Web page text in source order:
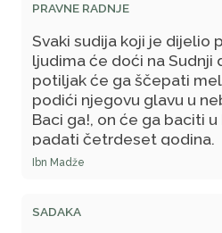
PRAVNE RADNJE
Svaki sudija koji je dijelio
ljudima će doći na Sudnji
potiljak će ga ščepati
podići njegovu glavu u
Baci ga!, on će ga baciti
padati četrdeset godina.
Ibn Madže
SADAKA